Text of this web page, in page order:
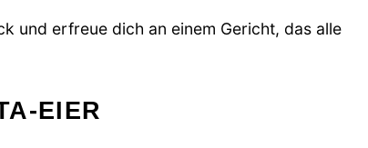
und erfreue dich an einem Gericht, das alle
EIER